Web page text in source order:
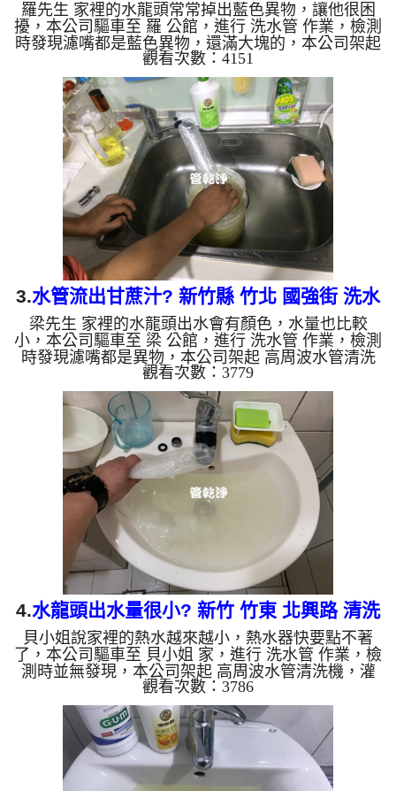
水管清洗
羅先生 家裡的水龍頭常常掉出藍色異物，讓他很困
擾，本公司驅車至 羅 公館，進行 洗水管 作業，檢測
時發現濾嘴都是藍色異物，還滿大塊的，本公司架起
高周波水管清洗機，灌入 檸檬酸水 至管路裡面，等
了約15分，開啟 水管清洗機 ，啟動 螺旋波 模式，一
開始就洗出黃色髒水，越洗就越髒，還狂噴異物，如
下圖片影片，兩個多小時後， 出水正常及出水量恢
復正常，羅先生能安心用水了!! 如是自來水，如水管
老化，會產生鐵鏽跟泥沙堆積，洗出來的水就會是咖
啡色，地下水含有氧化錳，管壁上會結成黑色管垢，
洗出來的水會...
觀看次數：4151
3.水管流出甘蔗汁? 新竹縣 竹北 國強街 洗水
管
梁先生 家裡的水龍頭出水會有顏色，水量也比較
小，本公司驅車至 梁 公館，進行 洗水管 作業，檢測
時發現濾嘴都是異物，本公司架起 高周波水管清洗
機，灌入 檸檬酸水 至管路裡面，等了約15分，開
啟 水管清洗機 ，啟動 螺旋波 模式，一開始是洗不出
什麼，沒多久就洗出黃色髒水，越洗就越髒，如下圖
片影片，一個多小時後， 出水正常及出水量恢復正
常，梁先生能正常用水了!! 如是自來水，如水管老
化，會產生鐵鏽跟泥沙堆積，洗出來的水就會是咖啡
色，地下水含有氧化錳，管壁上會結成黑色管垢，洗
出來的水會跟石油一樣...
觀看次數：3779
4.水龍頭出水量很小? 新竹 竹東 北興路 清洗
水管
貝小姐說家裡的熱水越來越小，熱水器快要點不著
了，本公司驅車至 貝小姐 家，進行 洗水管 作業，檢
測時並無發現，本公司架起 高周波水管清洗機，灌
入 檸檬酸水 至管路裡面，等了約15分，開啟 水管清
洗機 ，啟動 螺旋波 模式，一開始就洗出白色髒水，
還不時噴出白色異物，如下圖片影片，兩個多小時
後， 冷熱水出水量都變大，貝小姐能洗個熱水澡了!!
如是自來水，如水管老化，會產生鐵鏽跟泥沙堆積，
洗出來的水就會是咖啡色，地下水含有氧化錳，管壁
觀看次數：3786